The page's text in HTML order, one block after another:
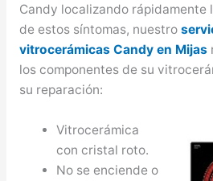
Candy localizando rápidamente
de estos síntomas, nuestro
vitrocerámicas Candy en Mijas
los componentes de su
su reparación:
Vitrocerámica
con cristal roto.
No se enciende o